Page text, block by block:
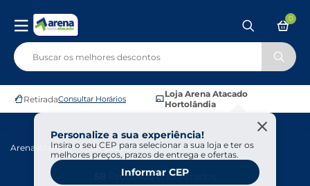
RetiradaConsultar Horários
Loja Arena Atacado
Hortolândia
Personalize a sua experiência!
Insira o seu CEP para selecionar a sua loja e ter os
melhores preços, prazos de entrega e ofertas.
Informar CEP
0
Arena Atacado Limpeza Utensílios Para Limpeza
Produtos encontrados